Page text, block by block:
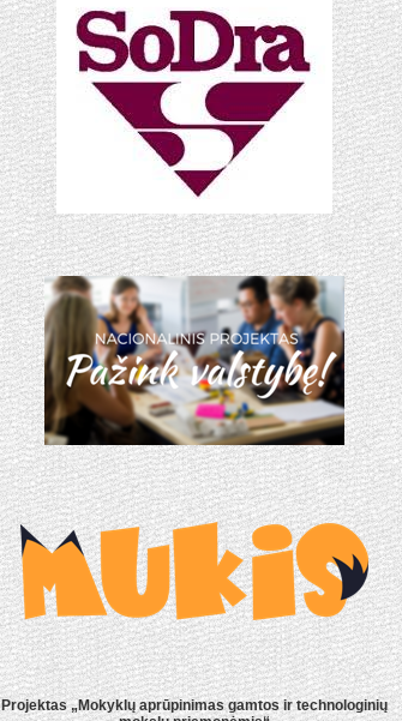
Projektas „Mokyklų aprūpinimas gamtos ir technologinių